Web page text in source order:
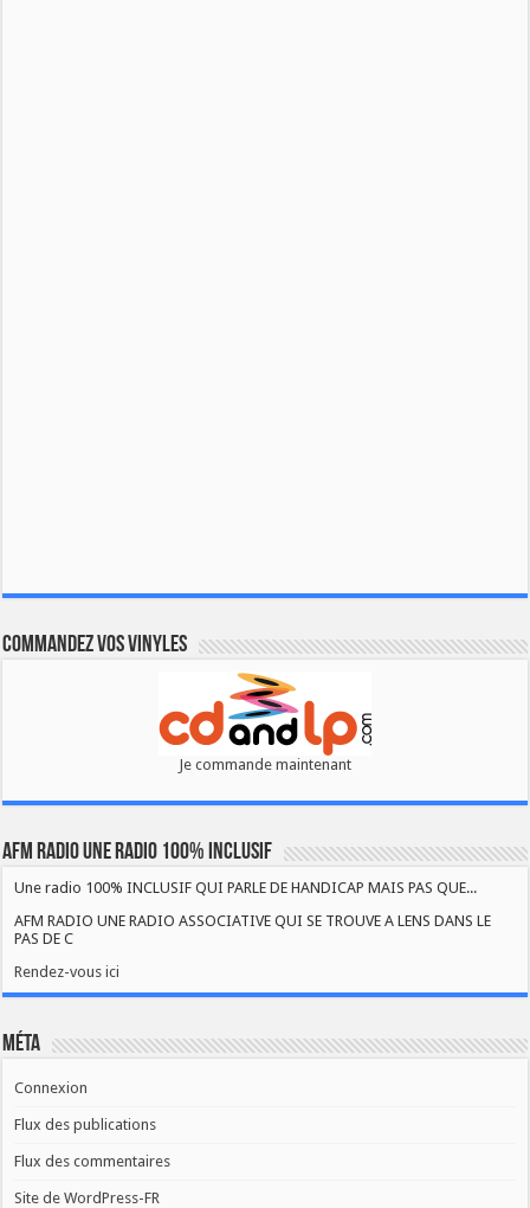
Commandez vos vinyles
Je commande maintenant
AFM RADIO UNE RADIO 100% INCLUSIF
Une radio 100% INCLUSIF QUI PARLE DE HANDICAP MAIS PAS QUE...
AFM RADIO UNE RADIO ASSOCIATIVE QUI SE TROUVE A LENS DANS LE
PAS DE C
Rendez-vous ici
Méta
Connexion
Flux des publications
Flux des commentaires
Site de WordPress-FR